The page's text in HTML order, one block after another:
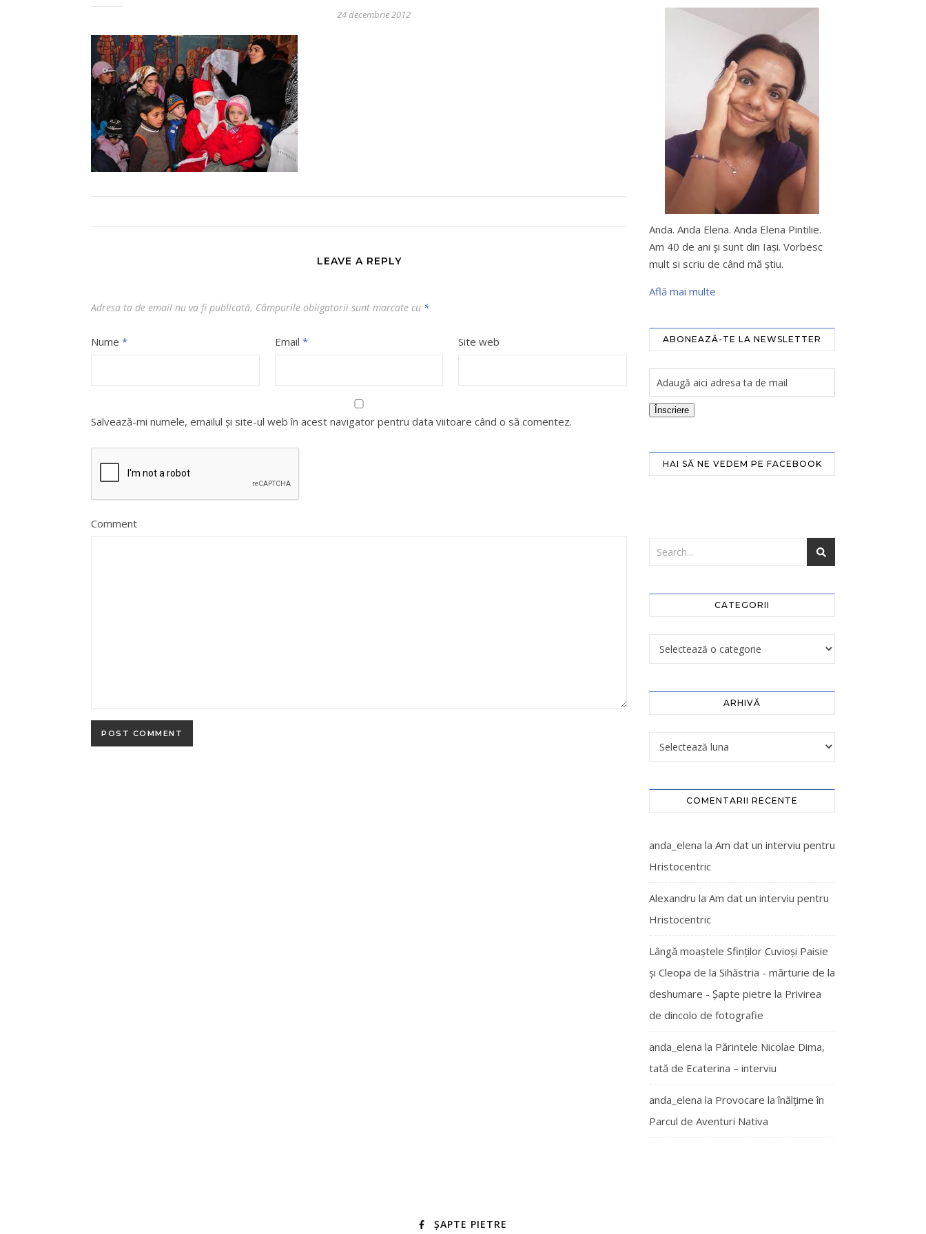
24 decembrie 2012
LEAVE A REPLY
Adresa ta de email nu va fi publicată. Câmpurile obligatorii sunt marcate cu *
Nume * Email * Site web
Salvează-mi numele, emailul și site-ul web în acest navigator pentru data viitoare când o să comentez.
Comment
Anda. Anda Elena. Anda Elena Pintilie.
Am 40 de ani şi sunt din Iaşi. Vorbesc
mult si scriu de când mă ştiu.
Află mai multe
ABONEAZĂ-TE LA NEWSLETTER
Înscriere
HAI SĂ NE VEDEM PE FACEBOOK
CATEGORII
ARHIVĂ
COMENTARII RECENTE
anda_elena la Am dat un interviu pentru
Hristocentric
Alexandru la Am dat un interviu pentru
Hristocentric
Lângă moaștele Sfinților Cuvioși Paisie
și Cleopa de la Sihăstria - mărturie de la
deshumare - Şapte pietre la Privirea
de dincolo de fotografie
anda_elena la Părintele Nicolae Dima,
tată de Ecaterina – interviu
anda_elena la Provocare la înălțime în
Parcul de Aventuri Nativa
ȘAPTE PIETRE